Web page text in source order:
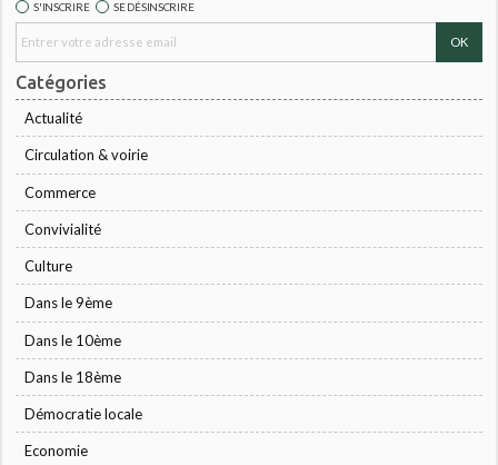
S'INSCRIRE SE DÉSINSCRIRE
Catégories
Actualité
Circulation & voirie
Commerce
Convivialité
Culture
Dans le 9ème
Dans le 10ème
Dans le 18ème
Démocratie locale
Economie